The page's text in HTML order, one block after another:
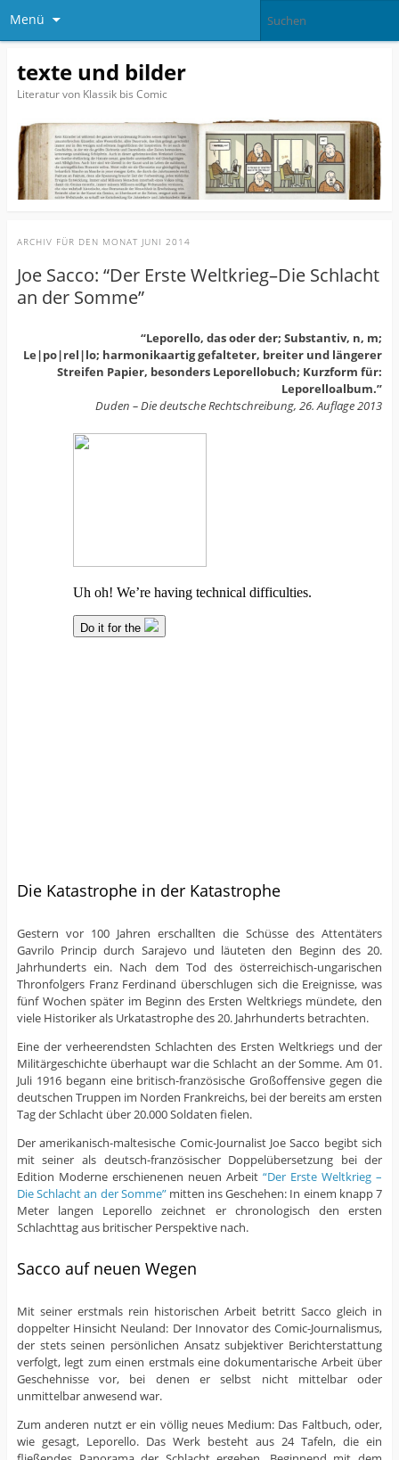
Menü
texte und bilder
Literatur von Klassik bis Comic
ARCHIV FÜR DEN MONAT JUNI 2014
Joe Sacco: “Der Erste Weltkrieg–Die Schlacht
an der Somme”
“Le­po­rel­lo, das oder der; Substantiv, n, m;
Le|po|rel|lo; harmonikaartig gefalteter, breiter und längerer
Streifen Papier, besonders Leporellobuch; Kurzform für:
Leporelloalbum.”
Duden – Die deutsche Rechtschreibung, 26. Auflage 2013
Die Katastrophe in der Katastrophe
Gestern vor 100 Jahren erschallten die Schüsse des Attentäters
Gavrilo Princip durch Sarajevo und läuteten den Beginn des 20.
Jahrhunderts ein. Nach dem Tod des österreichisch-ungarischen
Thronfolgers Franz Ferdinand überschlugen sich die Ereignisse, was
fünf Wochen später im Beginn des Ersten Weltkriegs mündete, den
viele Historiker als Urkatastrophe des 20. Jahrhunderts betrachten.
Eine der verheerendsten Schlachten des Ersten Weltkriegs und der
Militärgeschichte überhaupt war die Schlacht an der Somme. Am 01.
Juli 1916 begann eine britisch-französische Großoffensive gegen die
deutschen Truppen im Norden Frankreichs, bei der bereits am ersten
Tag der Schlacht über 20.000 Soldaten fielen.
Der amerikanisch-maltesische Comic-Journalist Joe Sacco begibt sich
mit seiner als deutsch-französischer Doppelübersetzung bei der
Edition Moderne erschienenen neuen Arbeit“Der Erste Weltkrieg –
Die Schlacht an der Somme”mitten ins Geschehen: In einem knapp 7
Meter langen Leporello zeichnet er chronologisch den ersten
Schlachttag aus britischer Perspektive nach.
Sacco auf neuen Wegen
Mit seiner erstmals rein historischen Arbeit betritt Sacco gleich in
doppelter Hinsicht Neuland: Der Innovator des Comic-Journalismus,
der stets seinen persönlichen Ansatz subjektiver Berichterstattung
verfolgt, legt zum einen erstmals eine dokumentarische Arbeit über
Geschehnisse vor, bei denen er selbst nicht mittelbar oder
unmittelbar anwesend war.
Zum anderen nutzt er ein völlig neues Medium: Das Faltbuch, oder,
wie gesagt, Leporello. Das Werk besteht aus 24 Tafeln, die ein